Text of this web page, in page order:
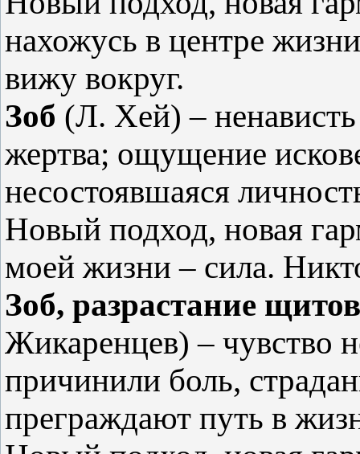
нахожусь в центре
вижу вокруг.
Зоб (Л. Хей) –
жертва; ощущение
несостоявшаяся
Новый подход, новая
моей жизни – сила.
Зоб, разрастание
Жикаренцев) – чувство
причинили боль,
преграждают путь в